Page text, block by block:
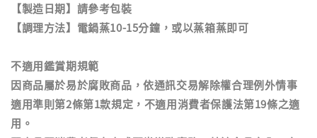
【製造日期】請參考包裝
【調理方法】電鍋蒸10-15分鐘，或以蒸箱蒸即可
不適用鑑賞期規範
因商品屬於易於腐敗商品，依通訊交易解除權合理例外情事
適用準則第2條第1款規定，不適用消費者保護法第19條之適
用。